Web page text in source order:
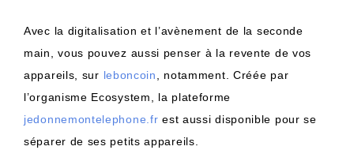
Avec la digitalisation et l’avènement de la seconde
main, vous pouvez aussi penser à la revente de vos
appareils, sur leboncoin
, notamment. Créée par
l’organisme Ecosystem, la plateforme
jedonnemontelephone.fr est aussi disponible pour se
séparer de ses petits appareils.